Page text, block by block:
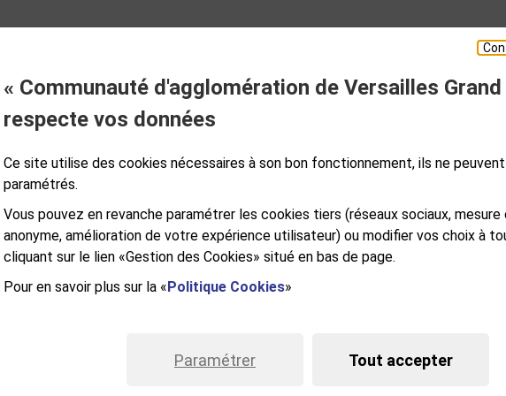
« Communauté d'agglomération de Versailles Grand
respecte vos données
Ce site utilise des cookies nécessaires à son bon fonctionnement, ils ne
paramétrés.
Vous pouvez en revanche paramétrer les cookies tiers (réseaux sociaux, mesure
anonyme, amélioration de votre expérience utilisateur) ou modifier vos choix à
cliquant sur le lien «Gestion des Cookies» situé en bas de page.
Pour en savoir plus sur la «Politique Cookies»
Paramétrer Tout accepter
ESPACE PRESSE
de page
MENTIONS LÉGALES PLAN DE SITE ACCESSIBILITÉ NUMÉRIQUE
GESTION DES COOKIES
de Versailles Grand Parc
10922 - 78009 VERSAILLES CEDEX
- OUVERT DU LUNDI AU VENDREDI DE 9H À 12H ET DE